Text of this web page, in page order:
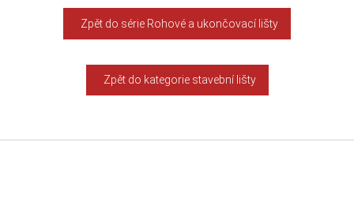
Zpět do série Rohové a ukončovací lišty
Zpět do kategorie stavební lišty